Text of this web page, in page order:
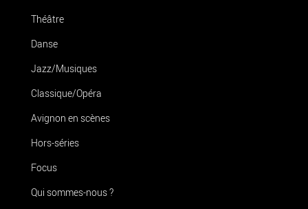
Théâtre
Danse
Jazz/Musiques
Classique/Opéra
Avignon en scènes
Hors-séries
Focus
Qui sommes-nous ?